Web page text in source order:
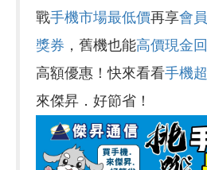
戰手機市場最低價再享會
獎券 ，舊機也能高價現金
高額優惠！快來看看手機
來傑昇．好節省！